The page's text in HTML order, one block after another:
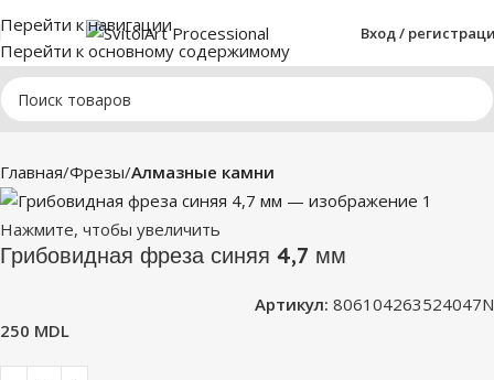
Перейти к навигации
Перейти к основному содержимому
Вход /
Главная Фрезы Алмазные камни
Нажмите, чтобы увеличить
Грибовидная фреза синяя 4,7 мм
Артикул: 806104263524047N
250 MDL